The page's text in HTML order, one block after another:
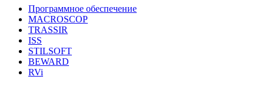
Программное обеспечение
MACROSCOP
TRASSIR
ISS
STILSOFT
BEWARD
RVi